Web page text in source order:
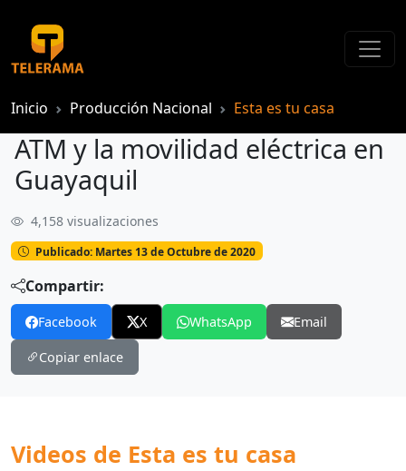
Inicio Producción Nacional Esta es tu casa
ATM y la movilidad eléctrica en
Guayaquil
ATM y la movilidad eléctrica en Guayaquil
4,158 visualizaciones
Publicado: Martes 13 de Octubre de 2020
Compartir:
Facebook X WhatsApp Email
Copiar enlace
Videos de Esta es tu casa